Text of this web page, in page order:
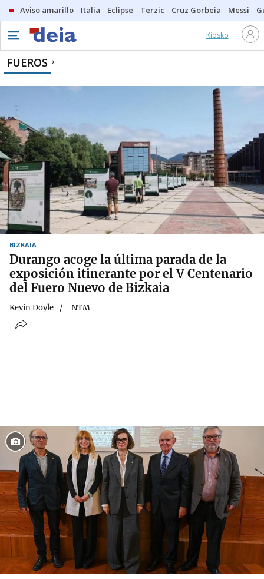
Aviso amarillo Italia Eclipse Terzic Cruz Gorbeia Messi
Kiosko
FUEROS
BIZKAIA
Durango acoge la última parada de la
exposición itinerante por el V Centenario
del Fuero Nuevo de Bizkaia
Kevin Doyle NTM